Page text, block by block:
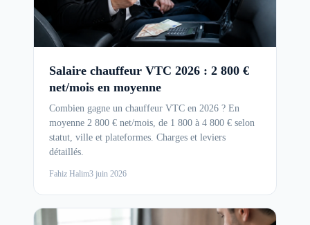
Salaire chauffeur VTC 2026 : 2 800 €
net/mois en moyenne
Combien gagne un chauffeur VTC en 2026 ? En
moyenne 2 800 € net/mois, de 1 800 à 4 800 € selon
statut, ville et plateformes. Charges et leviers
détaillés.
Fahiz Halim3 juin 2026